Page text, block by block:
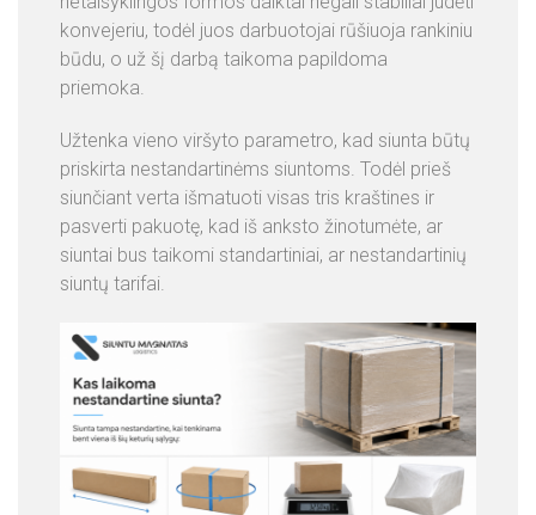
konvejeriu, todėl juos darbuotojai rūšiuoja rankiniu
būdu, o už šį darbą taikoma papildoma
priemoka.
Užtenka vieno viršyto parametro, kad siunta būtų
priskirta nestandartinėms siuntoms. Todėl prieš
siunčiant verta išmatuoti visas tris kraštines ir
pasverti pakuotę, kad iš anksto žinotumėte, ar
siuntai bus taikomi standartiniai, ar nestandartinių
siuntų tarifai.